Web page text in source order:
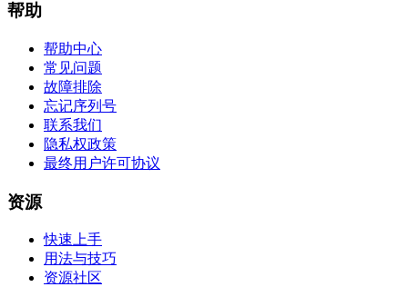
帮助
帮助中心
常见问题
故障排除
忘记序列号
联系我们
隐私权政策
最终用户许可协议
资源
快速上手
用法与技巧
资源社区